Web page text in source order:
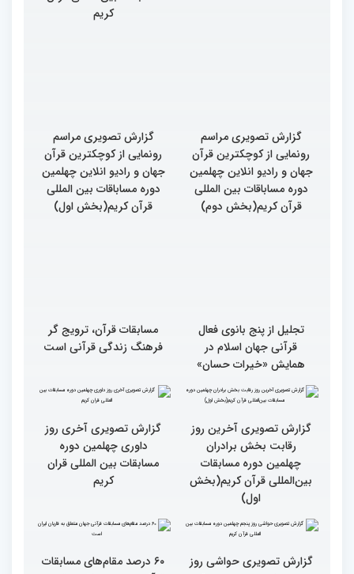
کریم
گزارش تصویری مراسم
رونمایی از کوچکترین قرآن
جهان و رادیو انلاین چهلمین
دوره مساباقات بین المللی
قرآن کریم(بخش دوم)
گزارش تصویری مراسم
رونمایی از کوچکترین قرآن
جهان و رادیو انلاین چهلمین
دوره مساباقات بین المللی
قرآن کریم(بخش اول)
تجلیل از پنج بانوی فعال
قرآنی جهان اسلام در
همایش «خیرات حسان»
مسابقات قرآن، ترویج گر
فرهنگ زندگی قرآنی است
گزارش تصویری آخرین روز
رقابت بخش برادران
چهلمین دوره مسابقات
بین‌المللی قرآن کریم(بخش
اول)
گزارش تصویری آخری روز
داوری چهلمین دوره
مسابقات بین المللی قران
کریم